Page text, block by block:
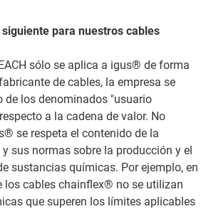
para nuestros cables
sólo se aplica a igus® de forma
de cables, la empresa se
de los denominados "usuario
a la cadena de valor. No
se respeta el contenido de la
y sus normas sobre la producción y el
sustancias químicas. Por ejemplo, en
los cables chainflex® no se utilizan
que superen los límites aplicables